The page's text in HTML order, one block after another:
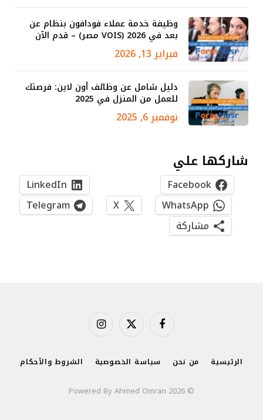
وظيفة خدمة عملاء فودافون بنظام عن
بعد في 2026 (VOIS مصر) – قدم الآن
فبراير 13, 2026
دليل شامل عن وظائف أون لاين: فرصتك
للعمل من المنزل في 2025
نوفمبر 6, 2025
شاركها علي
Facebook
LinkedIn
WhatsApp
X
Telegram
مشاركة
فيسبوك X الانستغرام
الرئيسية من نحن سياسة الخصوصية الشروط والأحكام
© 2026 Powered By Ahmed Omran